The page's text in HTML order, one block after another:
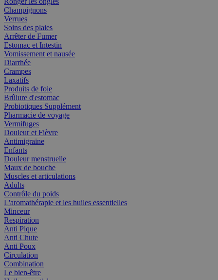
Champignons
Verrues
Soins des plaies
Arrêter de Fumer
Estomac et Intestin
Vomissement et nausée
Diarrhée
Crampes
Laxatifs
Produits de foie
Brûlure d'estomac
Probiotiques Supplément
Pharmacie de voyage
Vermifuges
Douleur et Fièvre
Antimigraine
Enfants
Douleur menstruelle
Maux de bouche
Muscles et articulations
Adults
Contrôle du poids
L'aromathérapie et les huiles essentielles
Minceur
Respiration
Anti Pique
Anti Chute
Anti Poux
Circulation
Combination
Le bien-être